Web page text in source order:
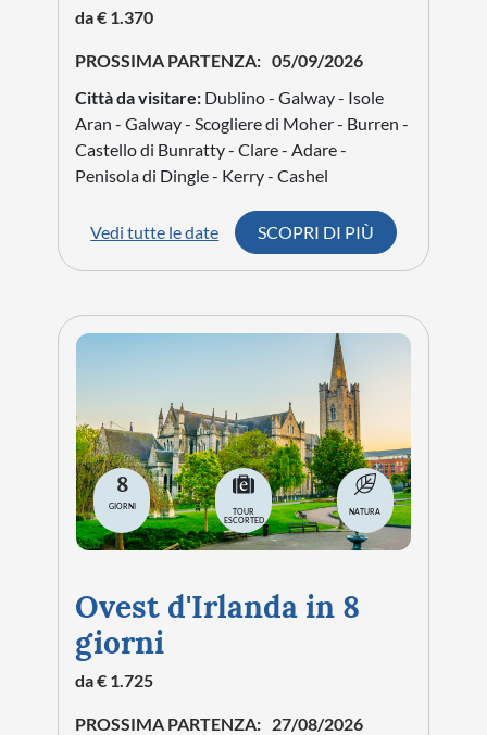
da € 1.370
PROSSIMA PARTENZA: 05/09/2026
Città da visitare: Dublino - Galway - Isole
Aran - Galway - Scogliere di Moher - Burren -
Castello di Bunratty - Clare - Adare -
Penisola di Dingle - Kerry - Cashel
Vedi tutte le date SCOPRI DI PIÙ
8
GIORNI
TOUR
ESCORTED
NATURA
Ovest d'Irlanda in 8
giorni
da € 1.725
PROSSIMA PARTENZA: 27/08/2026